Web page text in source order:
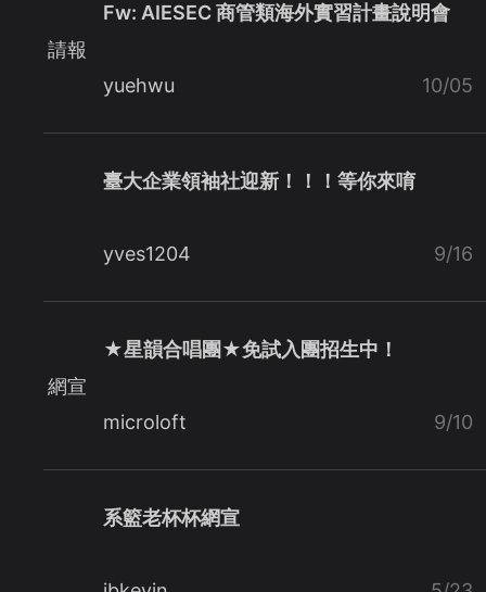
請報
Fw: AIESEC 商管類海外實習計畫說明會
yuehwu 10/05
臺大企業領袖社迎新！！！等你來唷
yves1204 9/16
網宣
★星韻合唱團★免試入團招生中！
microloft 9/10
系籃老杯杯網宣